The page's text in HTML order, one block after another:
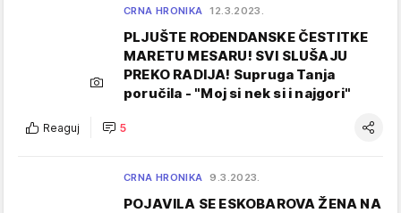
CRNA HRONIKA 12.3.2023.
PLJUŠTE ROĐENDANSKE ČESTITKE
MARETU MESARU! SVI SLUŠAJU
PREKO RADIJA! Supruga Tanja
poručila - "Moj si nek si i najgori"
Reaguj 5
CRNA HRONIKA 9.3.2023.
POJAVILA SE ESKOBAROVA ŽENA NA